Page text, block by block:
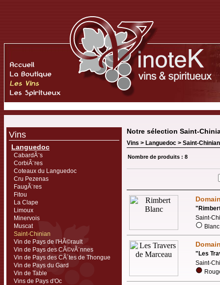
Vins
Languedoc
CabardÃ¨s
CorbiÃ¨res
Coteaux du Languedoc
Cru Pezenas
FaugÃ¨res
Fitou
La Clape
Limoux
Minervois
Muscat
Saint-Chinian
Vin de Pays de l'HÃ©rault
Vin de Pays des CÃ©vÃ¨nnes
Vin de Pays des CÃ´tes de Thongue
Vin de Pays du Gard
Vin de Table
Vins de Pays d'Oc
Notre sélection Saint-
Vins > Languedoc > Saint-Chinian
Nombre de produits : 8
"
Saint-
" Les
Saint-